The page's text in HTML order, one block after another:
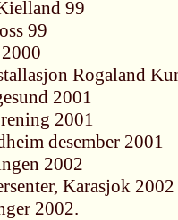
99
99
Rogaland
2001
2001
desember 2001
2002
Karasjok 2002
2002.